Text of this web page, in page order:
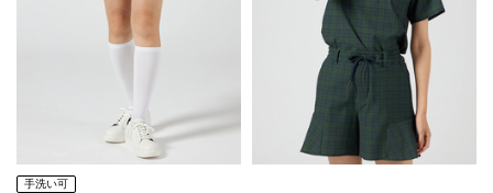
手洗い可